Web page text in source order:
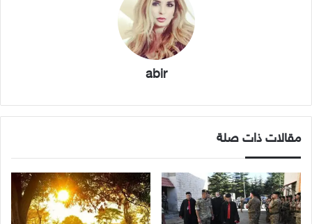
abir
مقالات ذات صلة